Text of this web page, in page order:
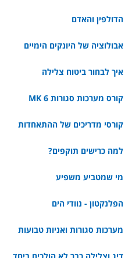
הדולפין והאדם
אבולוציה של היונקים הימיים
איך לבחור ביטוח צלילה
קורס מערכות סגורות MK 6
קורסי מדריכים של ההתאחדות
למה כרישים תוקפים?
מי שמטביע משפיע
הפלנקטון - נוודי הים
מערכות סגורות ואניות טבועות